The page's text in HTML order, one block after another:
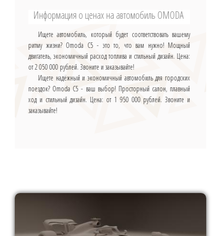
Информация о ценах на автомобиль OMODA
Ищете автомобиль, который будет соответствовать вашему
ритму жизни? Omoda C5 - это то, что вам нужно! Мощный
двигатель, экономичный расход топлива и стильный дизайн. Цена:
от 2 050 000 рублей. Звоните и заказывайте!
Ищете надёжный и экономичный автомобиль для городских
поездок? Omoda C5 - ваш выбор! Просторный салон, плавный
ход и стильный дизайн. Цена: от 1 950 000 рублей. Звоните и
заказывайте!